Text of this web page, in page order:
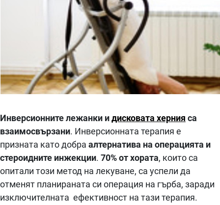
Инверсионните лежанки идисковата херния са
взаимосвързани. Инверсионната терапия е
призната като добра алтернатива на операцията и
стероидните инжекции. 70% от хората, които са
опитали този метод на лекуване, са успели да
отменят планираната си операция на гърба, заради
изключителната ефективност на тази терапия.